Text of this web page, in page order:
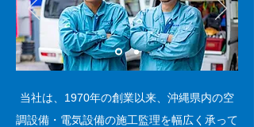
当社は、1970年の創業以来、沖縄県内の空
調設備・電気設備の施工監理を幅広く承って